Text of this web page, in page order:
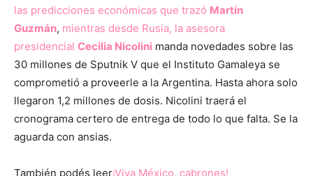
las predicciones económicas que trazó Martín
Guzmán, mientras desde Rusia, la asesora
presidencial Cecilia Nicolini manda novedades sobre las
30 millones de Sputnik V que el Instituto Gamaleya se
comprometió a proveerle a la Argentina. Hasta ahora solo
llegaron 1,2 millones de dosis. Nicolini traerá el
cronograma certero de entrega de todo lo que falta. Se la
aguarda con ansias.
También podés leer¡Viva México, cabrones!